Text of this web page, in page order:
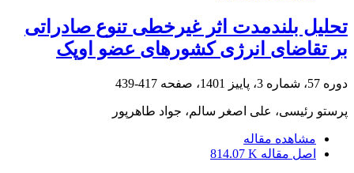
تحلیل بلندمدت اثر غیرخطی تنوع صادراتی
بر تقاضای انرژی کشورهای عضو اوپک
دوره 57، شماره 3، پاییز 1401، صفحه 417-439
پرستو رئیسی، علی اصغر سالم، جواد طاهرپور
مشاهده مقاله
اصل مقاله 814.07 K